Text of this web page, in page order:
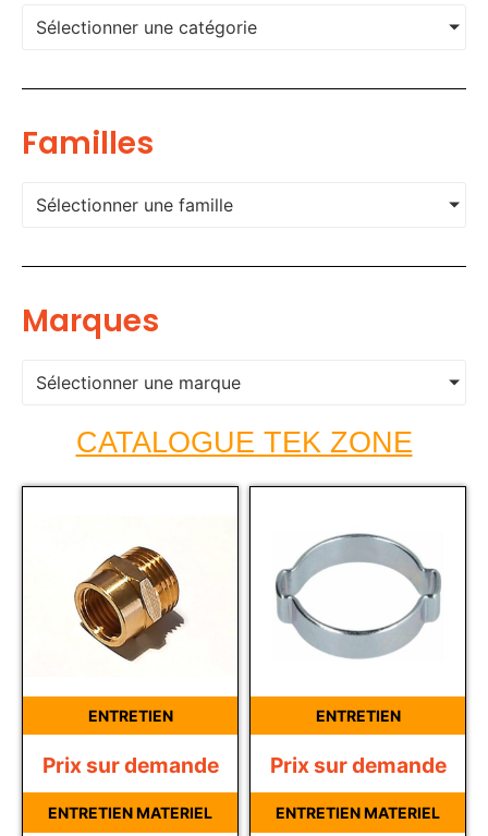
Sélectionner une catégorie
Familles
Sélectionner une famille
Marques
Sélectionner une marque
CATALOGUE TEK ZONE
ENTRETIEN
Prix sur demande
ENTRETIEN MATERIEL
ENTRETIEN
Prix sur demande
ENTRETIEN MATERIEL